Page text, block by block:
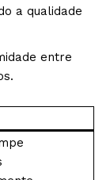
a qualidade
entre